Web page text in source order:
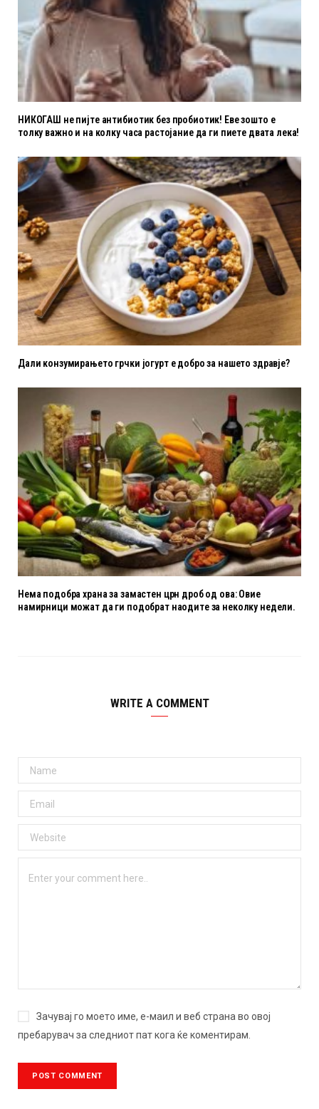
НИКОГАШ не пијте антибиотик без пробиотик! Еве зошто е
толку важно и на колку часа растојание да ги пиете двата лека!
Дали конзумирањето грчки јогурт е добро за нашето здравје?
Нема подобра храна за замастен црн дроб од ова: Овие
намирници можат да ги подобрат наодите за неколку недели.
WRITE A COMMENT
Зачувај го моето име, е-маил и веб страна во овој
пребарувач за следниот пат кога ќе коментирам.